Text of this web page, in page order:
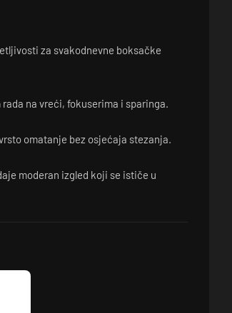
za svakodnevne boksačke
na vreći, fokuserima i sparinga.
omatanje bez osjećaja stezanja.
moderan izgled koji se ističe u